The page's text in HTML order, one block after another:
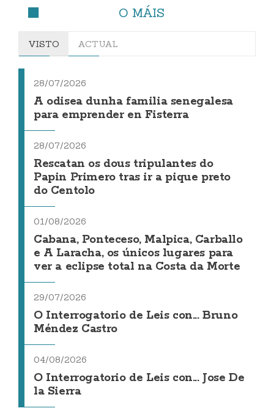
O MÁIS
VISTO ACTUAL
28/07/2026
A odisea dunha familia senegalesa
para emprender en Fisterra
28/07/2026
Rescatan os dous tripulantes do
Papin Primero tras ir a pique preto
do Centolo
01/08/2026
Cabana, Ponteceso, Malpica, Carballo
e A Laracha, os únicos lugares para
ver a eclipse total na Costa da Morte
29/07/2026
O Interrogatorio de Leis con... Bruno
Méndez Castro
04/08/2026
O Interrogatorio de Leis con... Jose De
la Sierra